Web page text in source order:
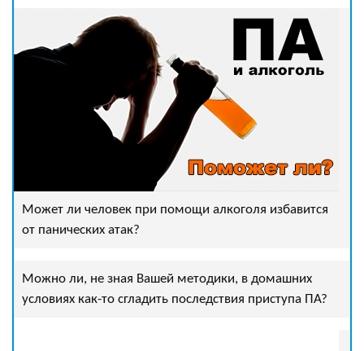
Может ли человек при помощи алкоголя избавится
от панических атак?
Можно ли, не зная Вашей методики, в домашних
условиях как-то сгладить последствия приступа ПА?